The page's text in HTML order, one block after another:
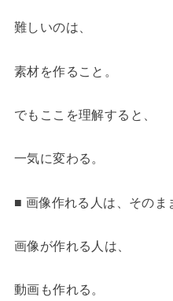
難しいのは、
素材を作ること。
でもここを理解すると、
一気に変わる。
■ 画像作れる人は、そのま
画像が作れる人は、
動画も作れる。